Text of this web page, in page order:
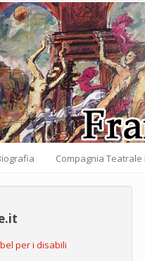
Compagnia Teatrale
per i disabili